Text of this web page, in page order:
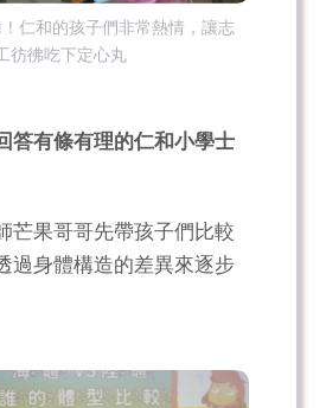
仁和的孩子們非常熱情，讓志
彷彿吃下定心丸
答有條有理的仁和小學士
芒果哥哥先帶孩子們比較
過身體構造的差異來逐步